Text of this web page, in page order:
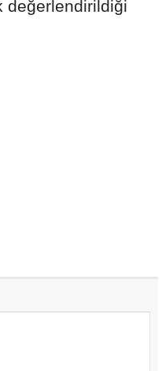
değerlendirildiği